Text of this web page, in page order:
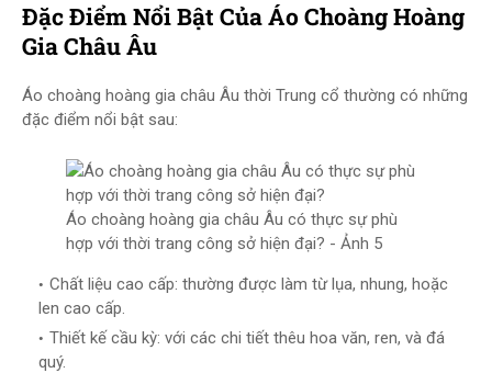
Đặc Điểm Nổi Bật Của Áo Choàng Hoàng
Gia Châu Âu
Áo choàng hoàng gia châu Âu thời Trung cổ thường có những
đặc điểm nổi bật sau:
Áo choàng hoàng gia châu Âu có thực sự phù
hợp với thời trang công sở hiện đại? - Ảnh 5
Chất liệu cao cấp: thường được làm từ lụa, nhung, hoặc
len cao cấp.
Thiết kế cầu kỳ: với các chi tiết thêu hoa văn, ren, và đá
quý.